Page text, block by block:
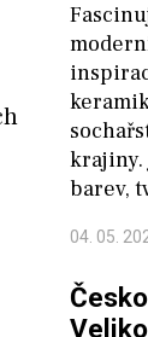
krajiny.
barev,
04. 05.